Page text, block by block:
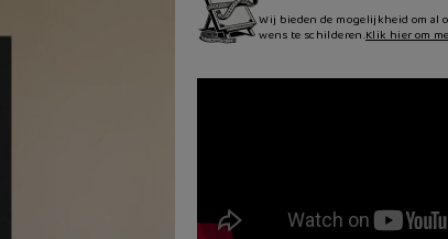
Wij bieden de mogelijkheid om al
wens te schilderen.Klik hier om